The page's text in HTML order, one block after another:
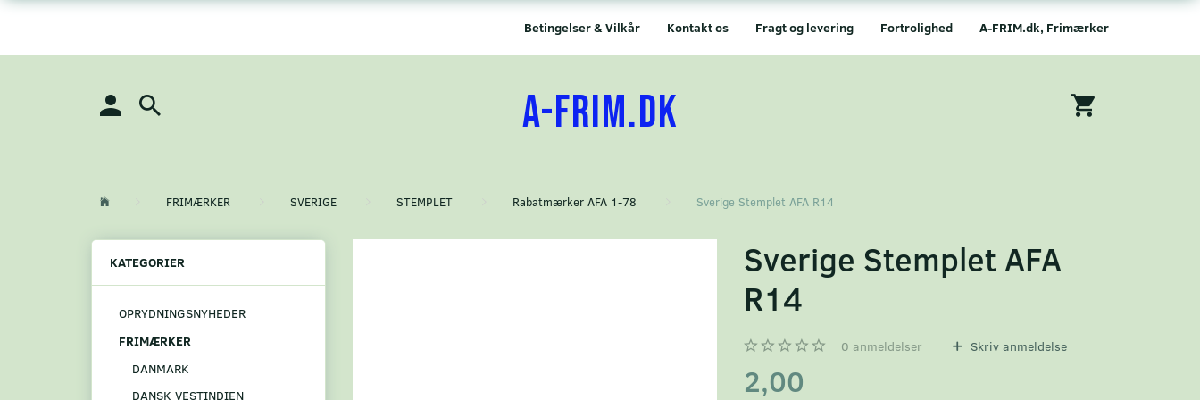
A-FRIM.dk, Frimærker
Fortrolighed
Fragt og levering
Kontakt os
Betingelser & Vilkår
A-FRIM.DK
FRIMÆRKER SVERIGE STEMPLET Rabatmærker AFA 1-78 Sverige Stemplet AFA R14
KATEGORIER
OPRYDNINGSNYHEDER
FRIMÆRKER
DANMARK
DANSK VESTINDIEN
Sverige Stemplet AFA
R14
0 anmeldelser Skriv anmeldelse
2,00